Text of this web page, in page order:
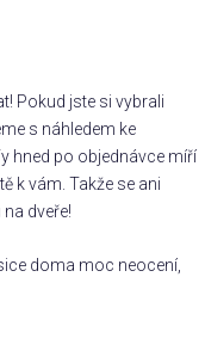
Pokud jste si vybrali
s náhledem ke
hned po objednávce míří
k vám. Takže se ani
dveře!
doma moc neocení,